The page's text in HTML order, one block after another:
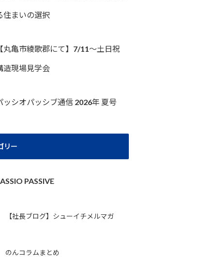
住まいの選択
丸亀市綾歌郡にて】7/11～土日祝
造現場見学会
ッシオパッシブ通信 2026年 夏号
リー
PASSIVE
【社長ブログ】シューイチメルマガ
のんコラムまとめ